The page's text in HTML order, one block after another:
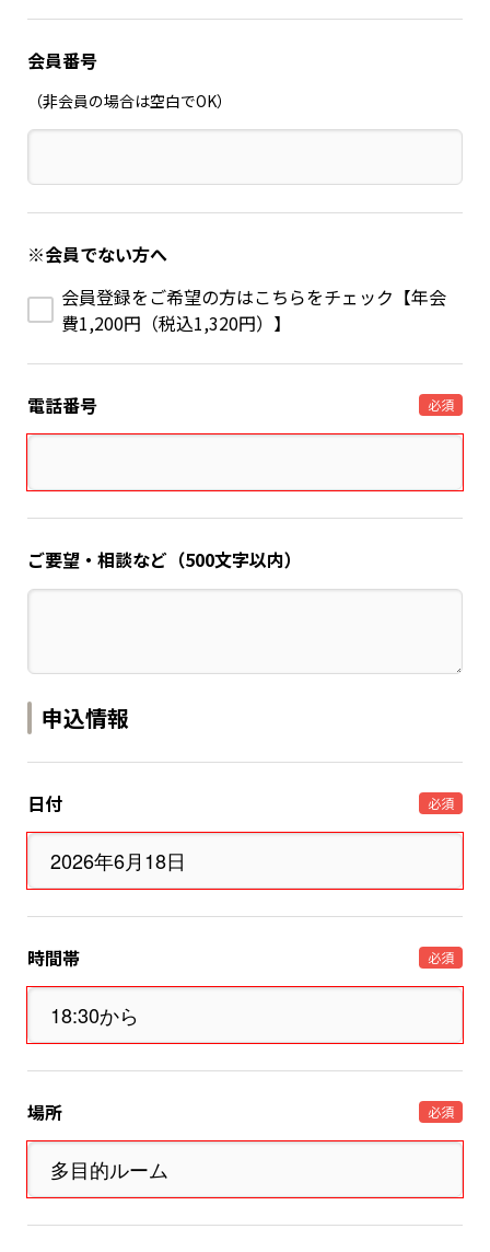
会員番号
（非会員の場合は空白でOK）
※会員でない方へ
会員登録をご希望の方はこちらをチェック【年会
費1,200円（税込1,320円）】
電話番号 必須
ご要望・相談など（500文字以内）
申込情報
日付 必須
時間帯 必須
場所 必須